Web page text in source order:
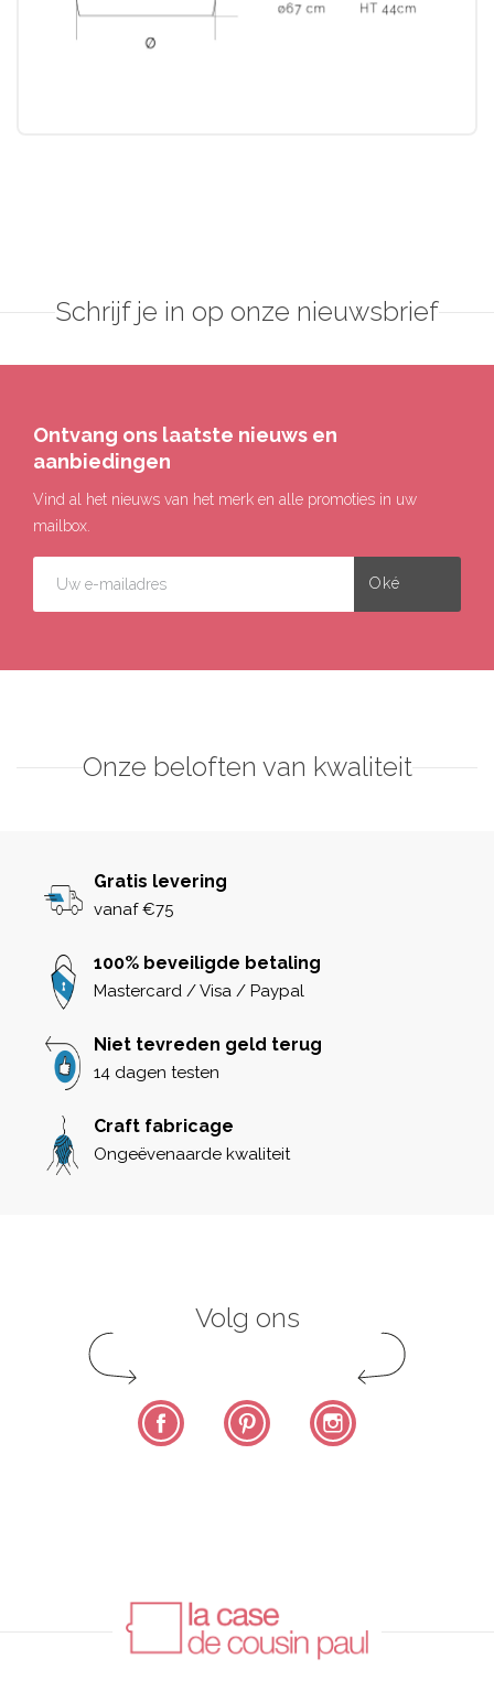
Schrijf je in op onze nieuwsbrief
Ontvang ons laatste nieuws en
aanbiedingen
Vind al het nieuws van het merk en alle promoties in uw
mailbox.
Onze beloften van kwaliteit
Gratis levering
vanaf €75
100% beveiligde betaling
Mastercard / Visa / Paypal
Niet tevreden geld terug
14 dagen testen
Craft fabricage
Ongeëvenaarde kwaliteit
Volg ons
Facebook Pinterest